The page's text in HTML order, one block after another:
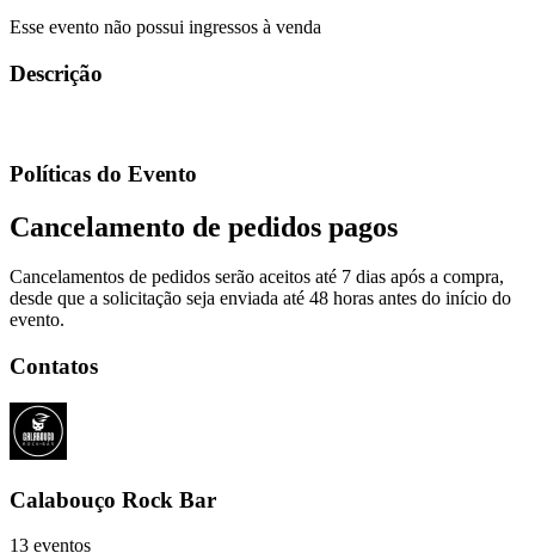
Esse evento não possui ingressos à venda
Descrição
Políticas do Evento
Cancelamento de pedidos pagos
Cancelamentos de pedidos serão aceitos até 7 dias após a compra,
desde que a solicitação seja enviada até 48 horas antes do início do
evento.
Contatos
Calabouço Rock Bar
13 eventos